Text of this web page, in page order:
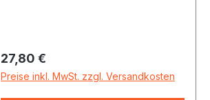
Regulärer Preis:
27,80 €
Preise inkl. MwSt. zzgl. Versandkosten